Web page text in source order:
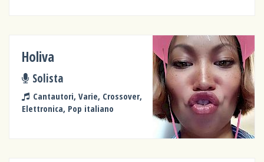
Holiva
Solista
Cantautori, Varie, Crossover,
Elettronica, Pop italiano